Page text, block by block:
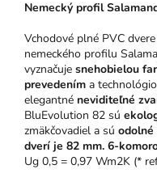
Nemecký profil
Vchodové plné PVC
nemeckého profilu
vyznačuje snehobielou
prevedením a
elegantné neviditeľné
BluEvolution 82 sú
zmäkčovadiel a sú odolné
dverí je 82 mm. 6-
Ug 0,5 = 0,97 Wm2K (*